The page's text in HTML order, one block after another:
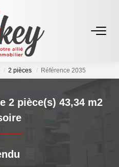
Okey
2 pièces Référence 2035
2 pièce(s) 43,34 m2